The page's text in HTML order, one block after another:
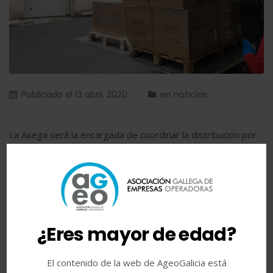
¿Eres mayor de edad?
El contenido de la web de AgeoGalicia está
Publicado el 13 abril, 2020 en noticias
La Axega será la encargada de coordinar la distribución por
Luckia y Grupo Comar El sector del juego gallego sigue
sumando esfuerzos para hacerle frente al coronavirus y
continúa distribuyendo parte de los 10.000 elementos de
protección sanitaria fruto de su colaboración solidaria con la
Xunta[...]
LEER MÁS